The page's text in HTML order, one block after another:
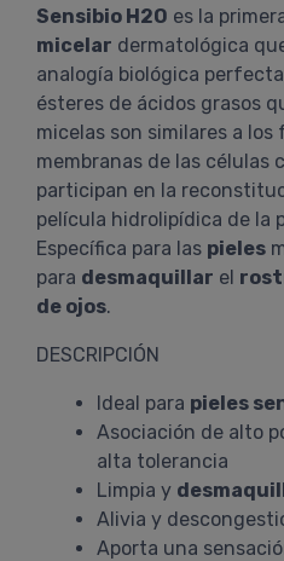
Sensibio H2O es la
micelar dermatológica
analogía biológica
ésteres de ácidos grasos
micelas son similares a
membranas de las células
participan en la
película hidrolipídica de la
Específica para las pieles
para desmaquillar el
de ojos.
DESCRIPCIÓN
Ideal para pieles
Asociación de alto
alta tolerancia
Limpia y
Alivia y
Aporta una